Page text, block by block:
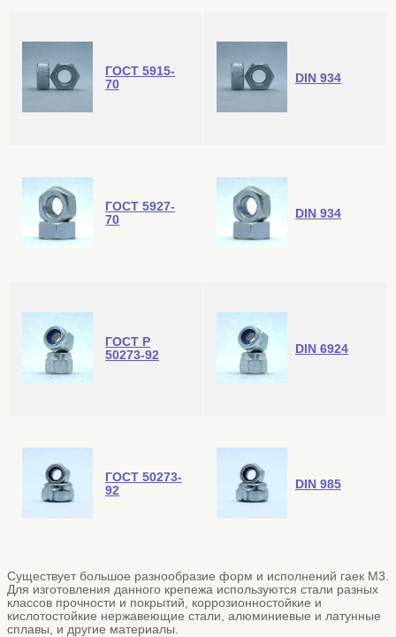
ГОСТ 5915-
70
DIN 934
ГОСТ 5927-
70
DIN 934
ГОСТ Р
50273-92
DIN 6924
ГОСТ 50273-
92
DIN 985
Существует большое разнообразие форм и исполнений гаек М3.
Для изготовления данного крепежа используются стали разных
классов прочности и покрытий, коррозионностойкие и
кислотостойкие нержавеющие стали, алюминиевые и латунные
сплавы, и другие материалы.